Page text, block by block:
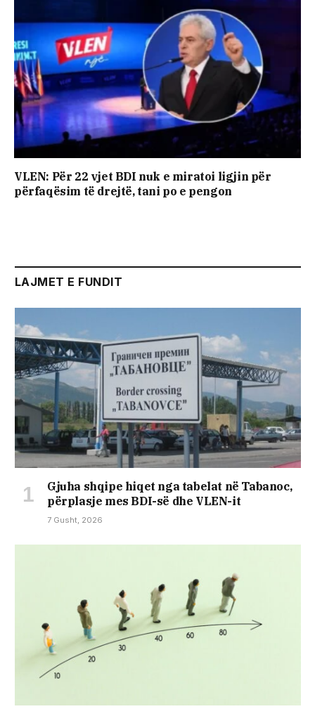
VLEN: Për 22 vjet BDI nuk e miratoi ligjin për
përfaqësim të drejtë, tani po e pengon
LAJMET E FUNDIT
Gjuha shqipe hiqet nga tabelat në Tabanoc,
përplasje mes BDI-së dhe VLEN-it
7 Gusht, 2026